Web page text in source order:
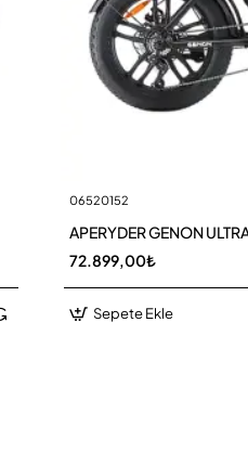
06520152
APERYDER GENON
72.899,00₺
Sepete Ekle